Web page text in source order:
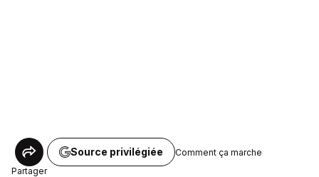
Partager
Source privilégiée Comment ça marche